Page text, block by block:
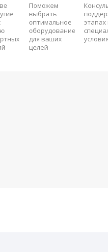
Поможем
выбрать
оптимальное
оборудование
для ваших
целей
этапах